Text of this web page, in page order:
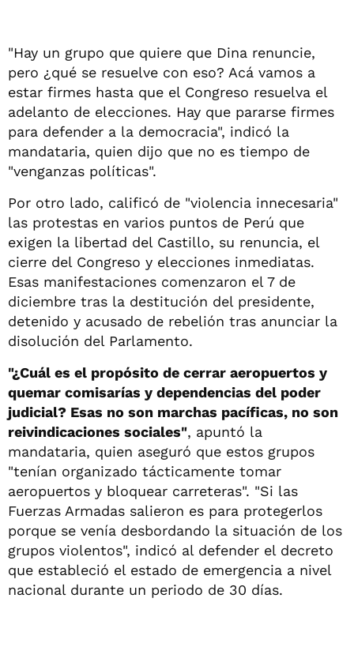
"Hay un grupo que quiere que Dina renuncie,
pero ¿qué se resuelve con eso? Acá vamos a
estar firmes hasta que el Congreso resuelva el
adelanto de elecciones. Hay que pararse firmes
para defender a la democracia", indicó la
mandataria, quien dijo que no es tiempo de
"venganzas políticas".
Por otro lado, calificó de "violencia innecesaria"
las protestas en varios puntos de Perú que
exigen la libertad del Castillo, su renuncia, el
cierre del Congreso y elecciones inmediatas.
Esas manifestaciones comenzaron el 7 de
diciembre tras la destitución del presidente,
detenido y acusado de rebelión tras anunciar la
disolución del Parlamento.
"¿Cuál es el propósito de cerrar aeropuertos y
quemar comisarías y dependencias del poder
judicial? Esas no son marchas pacíficas, no son
reivindicaciones sociales", apuntó la
mandataria, quien aseguró que estos grupos
"tenían organizado tácticamente tomar
aeropuertos y bloquear carreteras". "Si las
Fuerzas Armadas salieron es para protegerlos
porque se venía desbordando la situación de los
grupos violentos", indicó al defender el decreto
que estableció el estado de emergencia a nivel
nacional durante un periodo de 30 días.